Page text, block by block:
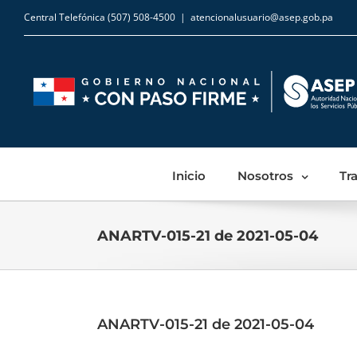
Central Telefónica (507) 508-4500 | atencionalusuario@asep.gob.pa
Inicio Nosotros
ANARTV-015-21 de 2021-05-04
ANARTV-015-21 de 2021-05-04